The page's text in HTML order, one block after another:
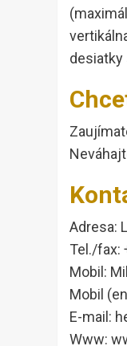
desiatky
Adresa:
Tel./fax:
Mobil:
Mobil
E-mail:
Www: